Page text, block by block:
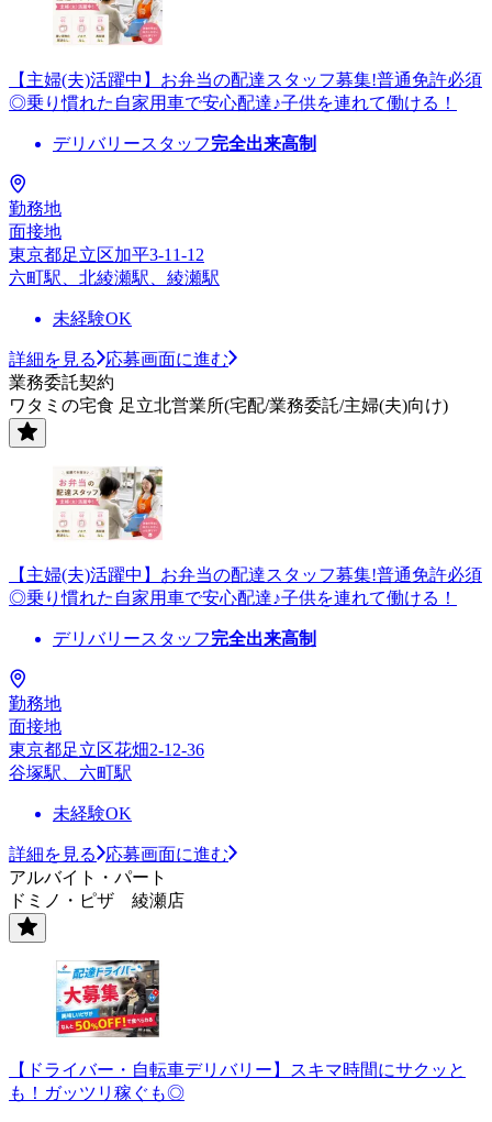
【主婦(夫)活躍中】お弁当の配達スタッフ募集!普通免許必須
◎乗り慣れた自家用車で安心配達♪子供を連れて働ける！
デリバリースタッフ完全出来高制
勤務地
面接地
東京都足立区加平3-11-12
六町駅、北綾瀬駅、綾瀬駅
未経験OK
詳細を見る
応募画面に進む
業務委託契約
ワタミの宅食 足立北営業所(宅配/業務委託/主婦(夫)向け)
【主婦(夫)活躍中】お弁当の配達スタッフ募集!普通免許必須
◎乗り慣れた自家用車で安心配達♪子供を連れて働ける！
デリバリースタッフ完全出来高制
勤務地
面接地
東京都足立区花畑2-12-36
谷塚駅、六町駅
未経験OK
詳細を見る
応募画面に進む
アルバイト・パート
ドミノ・ピザ 綾瀬店
【ドライバー・自転車デリバリー】スキマ時間にサクッと
も！ガッツリ稼ぐも◎